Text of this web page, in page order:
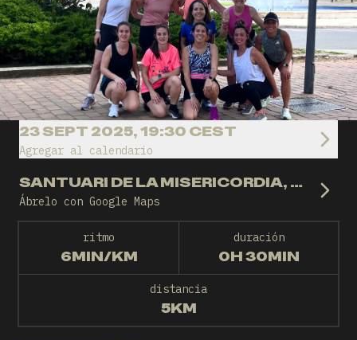
23 SEPT 2025, 19:30 CEST
Agregar al calendario
SANTUARI DE LA MISERICORDIA, REUS
Ábrelo con Google Maps
ritmo
6MIN/KM
duración
0H 30MIN
distancia
5KM